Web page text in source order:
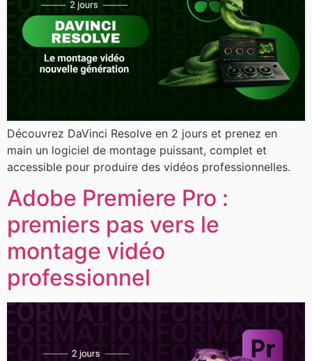
Découvrez DaVinci Resolve en 2 jours et prenez en
main un logiciel de montage puissant, complet et
accessible pour produire des vidéos professionnelles.
Adobe Premiere Pro :
premiers pas vers le
montage vidéo
professionnel